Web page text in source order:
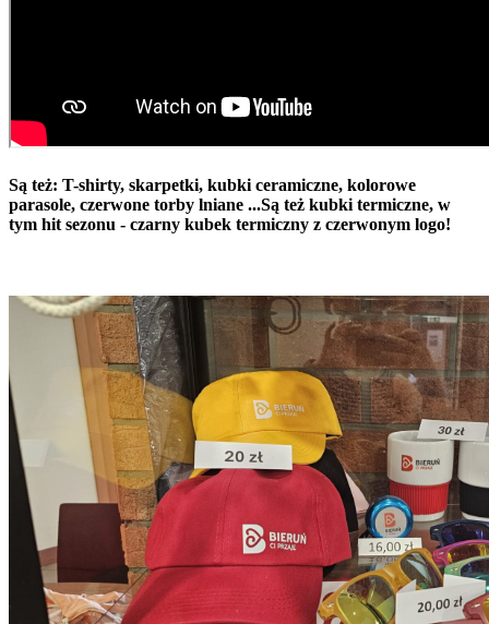
Są też: T-shirty, skarpetki, kubki ceramiczne, kolorowe
parasole, czerwone torby lniane ...Są też kubki termiczne, w
tym hit sezonu - czarny kubek termiczny z czerwonym logo!